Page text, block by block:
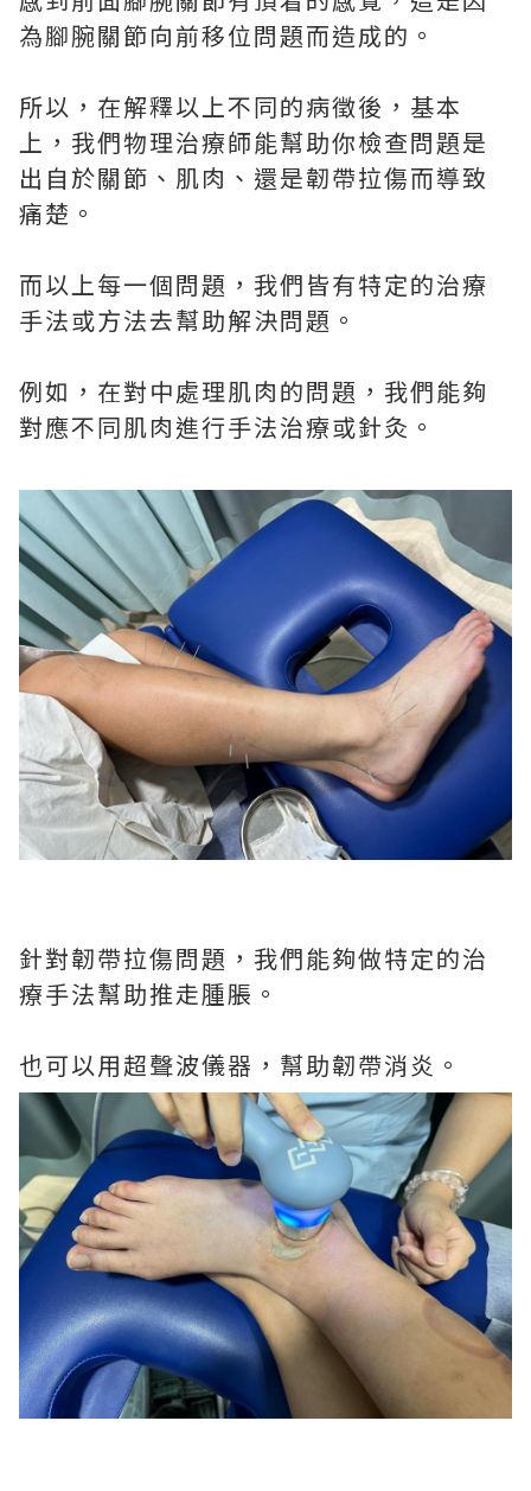
為腳腕關節向前移位問題而造成的。
所以，在解釋以上不同的病徵後，基本
上，我們物理治療師能幫助你檢查問題是
出自於關節、肌肉、還是韌帶拉傷而導致
痛楚。
而以上每一個問題，我們皆有特定的治療
手法或方法去幫助解決問題。
例如，在對中處理肌肉的問題，我們能夠
對應不同肌肉進行手法治療或針灸。
針對韌帶拉傷問題，我們能夠做特定的治
療手法幫助推走腫脹。
也可以用超聲波儀器，幫助韌帶消炎。